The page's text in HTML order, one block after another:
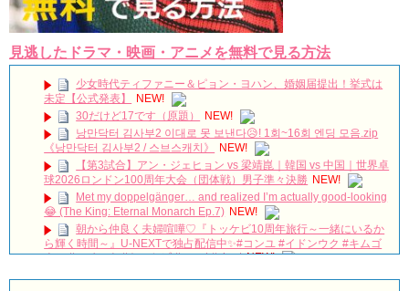
見逃したドラマ・映画・アニメを無料で見る方法
少女時代ティファニー＆ピョン・ヨハン、婚姻届提出！挙式は
未定【公式発表】
NEW!
30だけど17です（原題）
NEW!
낭만닥터 김사부2 이대로 못 보낸다😥! 1회~16회 엔딩 모음.zip
《낭만닥터 김사부2 / 스브스캐치》
NEW!
【第3試合】アン・ジェヒョン vs 梁靖崑｜韓国 vs 中国｜世界卓
球2026ロンドン100周年大会（団体戦）男子準々決勝 NEW!
Met my doppelgänger… and realized I’m actually good-looking
😂 (The King: Eternal Monarch Ep.7) NEW!
朝から仲良く夫婦喧嘩♡『トッケビ10周年旅行～一緒にいるか
ら輝く時間～』U-NEXTで独占配信中✨#コンユ #イドンウク #キムゴ
ウン #ユインナ #トッケビ #unext #short NEW!